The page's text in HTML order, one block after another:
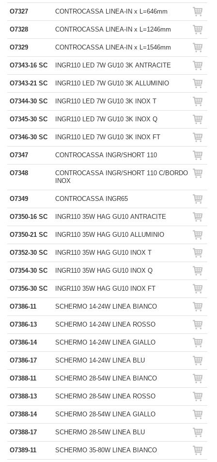
O7327 CONTROCASSA LINEA-IN x L=646mm
O7328 CONTROCASSA LINEA-IN x L=1246mm
O7329 CONTROCASSA LINEA-IN x L=1546mm
O7343-16 SC INGR110 LED 7W GU10 3K ANTRACITE
O7343-21 SC INGR110 LED 7W GU10 3K ALLUMINIO
O7344-30 SC INGR110 LED 7W GU10 3K INOX T
O7345-30 SC INGR110 LED 7W GU10 3K INOX Q
O7346-30 SC INGR110 LED 7W GU10 3K INOX FT
O7347 CONTROCASSA INGR/SHORT 110
O7348
CONTROCASSA INGR/SHORT 110 C/BORDO
INOX
O7349 CONTROCASSA INGR65
O7350-16 SC INGR110 35W HAG GU10 ANTRACITE
O7350-21 SC INGR110 35W HAG GU10 ALLUMINIO
O7352-30 SC INGR110 35W HAG GU10 INOX T
O7354-30 SC INGR110 35W HAG GU10 INOX Q
O7356-30 SC INGR110 35W HAG GU10 INOX FT
O7386-11 SCHERMO 14-24W LINEA BIANCO
O7386-13 SCHERMO 14-24W LINEA ROSSO
O7386-14 SCHERMO 14-24W LINEA GIALLO
O7386-17 SCHERMO 14-24W LINEA BLU
O7388-11 SCHERMO 28-54W LINEA BIANCO
O7388-13 SCHERMO 28-54W LINEA ROSSO
O7388-14 SCHERMO 28-54W LINEA GIALLO
O7388-17 SCHERMO 28-54W LINEA BLU
O7389-11 SCHERMO 35-80W LINEA BIANCO